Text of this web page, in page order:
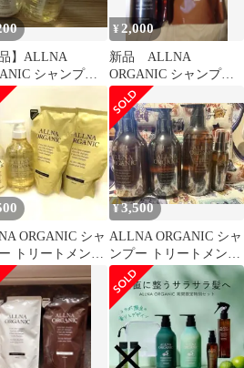
品】ALLNA
シャンプー
トメント 2点セ
¥ 2,000
新品 ALLNA
ORGANIC シャンプー
本体+ 詰替のセット
ORGANIC シャ
トリートメント
¥3,500
ALLNA ORGANIC シャ
ンプー トリートメント
ボディソープ セット